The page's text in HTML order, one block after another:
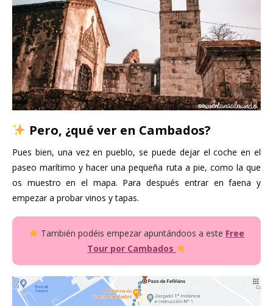
Pero, ¿qué ver en Cambados?
Pues bien, una vez en pueblo, se puede dejar el coche en el
paseo marítimo y hacer una pequeña ruta a pie, como la que
os muestro en el mapa. Para después entrar en faena y
empezar a probar vinos y tapas.
También podéis empezar apuntándoos a este Free
Tour por Cambados